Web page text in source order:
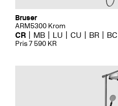
Bruser
ARM5300 Krom
CR MB LU CU BR BC
Pris 7 590 KR